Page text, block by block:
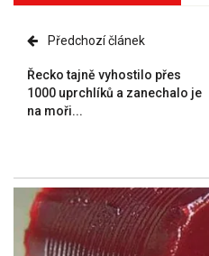
Předchozí článek
Řecko tajně vyhostilo přes
1000 uprchlíků a zanechalo je
na moři...